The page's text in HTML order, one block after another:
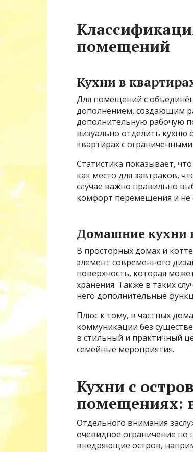
помещений
Кухни в
Для помещений с
дополнением, создающим
дополнительную рабочую
визуально отделить кухню
квартирах с
Статистика показывает,
как место для завтраков,
случае важно правильно
комфорт перемещения и
Домашние кухни
В просторных домах и
элемент современного
поверхность, которая
хранения. Также в таких
него дополнительные
Плюс к тому, в частных
коммуникации без
в стильный и практичный
семейные мероприятия.
Кухни с
помещениях:
Отдельного внимания
очевидное ограничение
внедряющие остров,